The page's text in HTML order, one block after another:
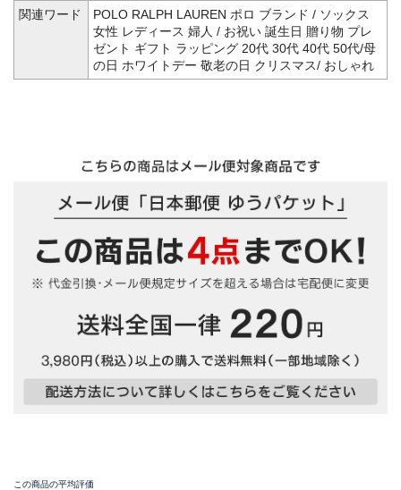
関連ワード
POLO RALPH LAUREN ポロ ブランド / ソックス
女性 レディース 婦人 / お祝い 誕生日 贈り物 プレ
ゼント ギフト ラッピング 20代 30代 40代 50代/母
の日 ホワイトデー 敬老の日 クリスマス/ おしゃれ